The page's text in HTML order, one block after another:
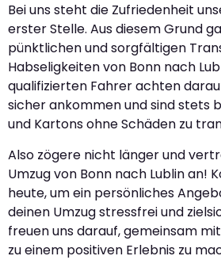
Bei uns steht die Zufriedenheit
erster Stelle. Aus diesem Grund
pünktlichen und sorgfältigen
Habseligkeiten von Bonn nach
qualifizierten Fahrer achten
sicher ankommen und sind stets
und Kartons ohne Schäden zu
Also zögere nicht länger und
Umzug von Bonn nach Lublin an!
heute, um ein persönliches
deinen Umzug stressfrei und
freuen uns darauf, gemeinsam
zu einem positiven Erlebnis zu